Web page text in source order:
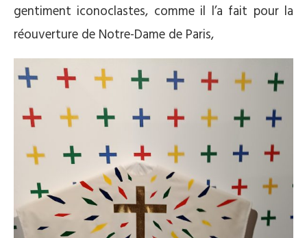
gentiment iconoclastes, comme il l’a fait pour la
réouverture de Notre-Dame de Paris,